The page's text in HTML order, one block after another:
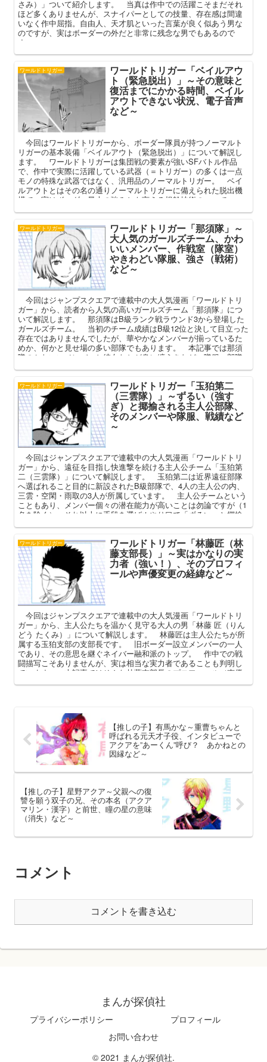
さみ）」ついて紹介します。 当真は作中での活躍こそまだそれ
ほど多くありませんが、スナイパーとしての技量、存在感は間違
いなく作中屈指。自由人、天才肌といった言葉が良く似あう男な
のですが、実はボーダーの外だと非常に残念な男でもあるので
す。
ワールドトリガー ワールドトリガー「ベイルアウ
ト（緊急脱出）」～その意味と
復活までにかかる時間、ベイル
アウトできない状況、電子音声
など～
今回はワールドトリガーから、ボーダー隊員が持つノーマルト
リガーの基本装備「ベイルアウト（緊急脱出）」について解説し
ます。 ワールドトリガーは集団戦の要素が強いSFバトル作品
で、作中で実際に活躍している武器（＝トリガー）の多くは一点
モノの特殊な武器ではなく、汎用品のノーマルトリガー。 ベイ
ルアウトとはその名の通りノーマルトリガーに備えられた脱出機
構で、実はボーダー最大の強みとも言える根幹技術の一つで
ります。
ワールドトリガー ワールドトリガー「那須隊」～
大人気のガールズチーム、かわ
いいメンバー、作戦室（隊室）
やきわどい隊服、強さ（戦術）
など～
今回はジャンプスクエアで連載中の大人気漫画「ワールドトリ
ガー」から、読者から人気の高いガールズチーム「那須隊」につ
いて解説します。 那須隊はB級ランク戦ラウンド3から登場した
ガールズチーム。 当初のチーム成績はB級12位と決して目立った
存在ではありませんでしたが、華やかなメンバーが揃っているた
めか、何かと見せ場の多い部隊でもあります。 本記事では那須
隊のかわいいメンバーと彼女たちが身に纏うきわどい隊服、部隊
ワールドトリガー ワールドトリガー「玉狛第二
（三雲隊）」～ずるい（強す
ぎ）と揶揄される主人公部隊、
そのメンバーや隊服、戦績など
～
今回はジャンプスクエアで連載中の大人気漫画「ワールドトリ
ガー」から、遠征を目指し快進撃を続ける主人公チーム「玉狛第
二（三雲隊）」について解説します。 玉狛第二は近界遠征部隊
へ選ばれること目的に新設されたB級部隊で、4人の主人公の内、
三雲・空閑・雨取の3人が所属しています。 主人公チームという
こともあり、メンバー個々の潜在能力が高いことは勿論ですが（1
名を除く）、それ以上に手段を選ばぬやり口で「ずるい」と揶揄
ります。
ワールドトリガー ワールドトリガー「林藤匠（林
藤支部長）」～実はかなりの実
力者（強い！）、そのプロフィ
ールや声優変更の経緯など～
今回はジャンプスクエアで連載中の大人気漫画「ワールドトリ
ガー」から、主人公たちを温かく見守る大人の男「林藤 匠（りん
どう たくみ）」について解説します。 林藤匠は主人公たちが所
属する玉狛支部の支部長です。 旧ボーダー設立メンバーの一人
であり、その意思を継ぐネイバー融和派のトップ。 作中での戦
闘描写こそありませんが、実は相当な実力者であることも判明し
ています。 本記事ではそんな林藤支部長のプロフィール（声優
【推しの子】有馬かな～重曹ちゃんと
呼ばれる元天才子役、インタビューで
アクアを”あーくん”呼び？ あかねとの
因縁など～
【推しの子】星野アクア～父親への復
讐を願う双子の兄、その本名（アクア
マリン・漢字）と前世、瞳の星の意味
（消失）など～
コメント
コメントを書き込む
まんが探偵社
プライバシーポリシー
プロフィール
お問い合わせ
© 2021 まんが探偵社.